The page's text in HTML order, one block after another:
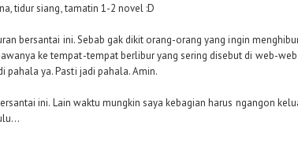
tidur siang, tamatin 1-2 novel :D
bersantai ini. Sebab gak dikit orang-orang yang ingin
ke tempat-tempat berlibur yang sering disebut di web-
pahala ya. Pasti jadi pahala. Amin.
ini. Lain waktu mungkin saya kebagian harus ngangon